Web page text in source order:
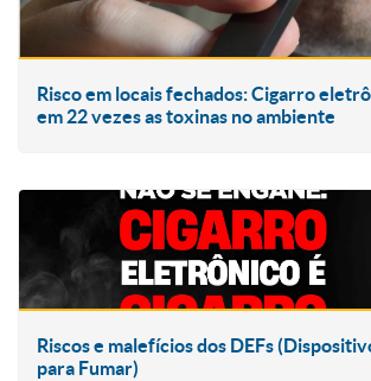
Risco em locais fechados: Cigarro
em 22 vezes as toxinas no ambiente
Riscos e malefícios dos DEFs
para Fumar)